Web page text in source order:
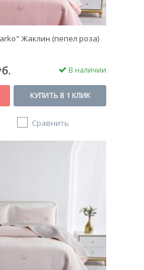
Жаклин (пепел роза)
В наличии
КУПИТЬ В 1 КЛИК
Сравнить